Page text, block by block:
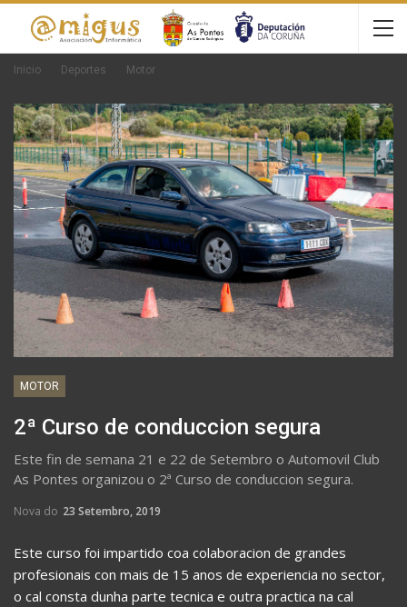
Inicio Deportes Motor
MOTOR
2ª Curso de conduccion segura
Este fin de semana 21 e 22 de Setembro o Automovil Club
As Pontes organizou o 2ª Curso de conduccion segura.
Nova do 23 Setembro, 2019
Este curso foi impartido coa colaboracion de grandes
profesionais con mais de 15 anos de experiencia no sector,
o cal consta dunha parte tecnica e outra practica na cal